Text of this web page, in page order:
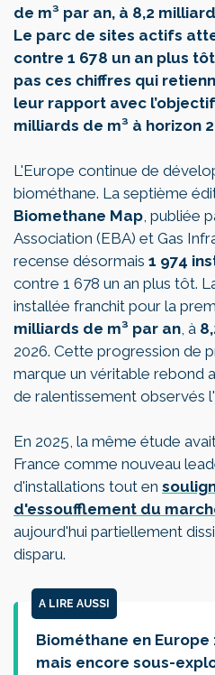
de m³ par an, à 8,2
Le parc de sites actifs
contre 1 678 un an plus
pas ces chiffres qui
leur rapport avec
milliards de m³ à horizon
L'Europe continue de
biométhane. La septième
Biomethane Map, publiée
Association (EBA) et Gas
recense désormais 1 974
contre 1 678 un an plus tôt.
installée franchit pour la
milliards de m³ par an, à
2026. Cette progression de
marque un véritable rebond
de ralentissement observés
En 2025, la même étude
France comme nouveau
d'installations tout en
d'essoufflement du
aujourd'hui partiellement
disparu.
A LIRE AUSSI
Biométhane en
mais encore sous-